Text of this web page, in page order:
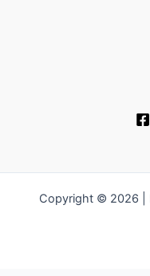
Copyright © 2026 |